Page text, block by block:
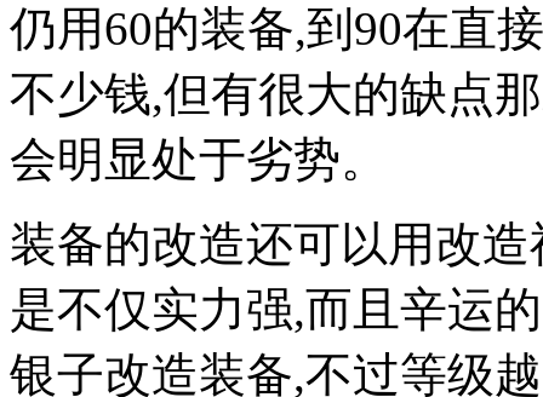
仍用60的装备,到90在直
不少钱,但有很大的缺点
会明显处于劣势。
装备的改造还可以用改
是不仅实力强,而且辛运
银子改造装备,不过等级